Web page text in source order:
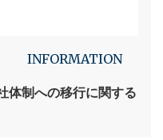
INFORMATION
体制への移行に関する